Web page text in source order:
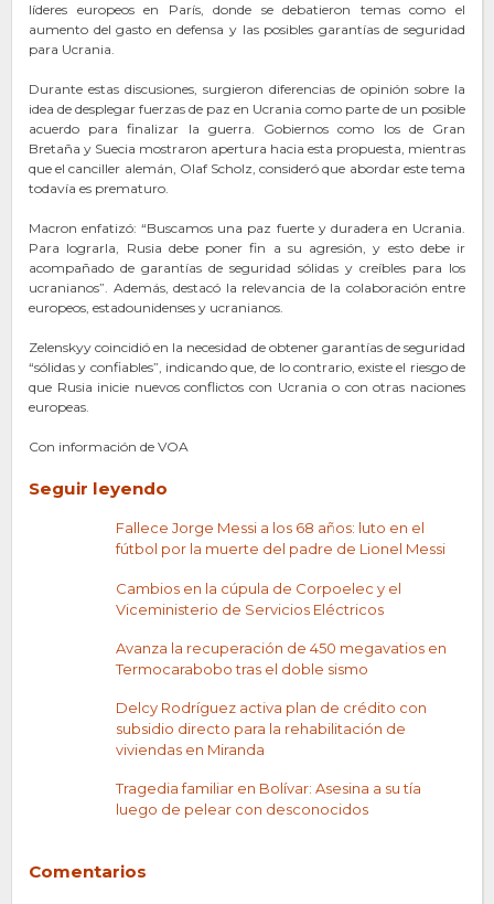
líderes europeos en París, donde se debatieron temas como el
aumento del gasto en defensa y las posibles garantías de seguridad
para Ucrania.
Durante estas discusiones, surgieron diferencias de opinión sobre la
idea de desplegar fuerzas de paz en Ucrania como parte de un posible
acuerdo para finalizar la guerra. Gobiernos como los de Gran
Bretaña y Suecia mostraron apertura hacia esta propuesta, mientras
que el canciller alemán, Olaf Scholz, consideró que abordar este tema
todavía es prematuro.
Macron enfatizó: “Buscamos una paz fuerte y duradera en Ucrania.
Para lograrla, Rusia debe poner fin a su agresión, y esto debe ir
acompañado de garantías de seguridad sólidas y creíbles para los
ucranianos”. Además, destacó la relevancia de la colaboración entre
europeos, estadounidenses y ucranianos.
Zelenskyy coincidió en la necesidad de obtener garantías de seguridad
“sólidas y confiables”, indicando que, de lo contrario, existe el riesgo de
que Rusia inicie nuevos conflictos con Ucrania o con otras naciones
europeas.
Con información de VOA
Seguir leyendo
Fallece Jorge Messi a los 68 años: luto en el
fútbol por la muerte del padre de Lionel Messi
Cambios en la cúpula de Corpoelec y el
Viceministerio de Servicios Eléctricos
Avanza la recuperación de 450 megavatios en
Termocarabobo tras el doble sismo
Delcy Rodríguez activa plan de crédito con
subsidio directo para la rehabilitación de
viviendas en Miranda
Tragedia familiar en Bolívar: Asesina a su tía
luego de pelear con desconocidos
Comentarios